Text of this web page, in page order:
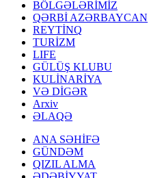
BÖLGƏLƏRİMİZ
QƏRBİ AZƏRBAYCAN
REYTİNQ
TURİZM
LIFE
GÜLÜŞ KLUBU
KULİNARİYA
VƏ DİGƏR
Arxiv
ƏLAQƏ
ANA SƏHİFƏ
GÜNDƏM
QIZIL ALMA